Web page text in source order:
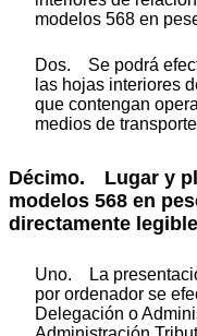
modelos 568 en
Dos. Se podrá
las hojas interiores
que contengan
medios de
Décimo. Lugar y
modelos 568 en
directamente
Uno. La
por ordenador se
Delegación o